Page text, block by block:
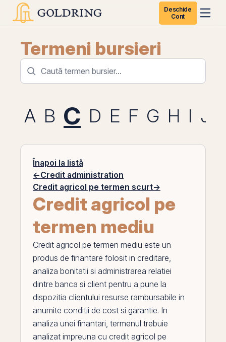
Deschide
Cont
Termeni bursieri
A B C D E F G H I J
Înapoi la listă
←Credit administration
Credit agricol pe termen scurt→
Credit agricol pe
termen mediu
Credit agricol pe termen mediu este un
produs de finantare folosit in creditare,
analiza bonitatii si administrarea relatiei
dintre banca si client pentru a pune la
dispozitia clientului resurse rambursabile in
anumite conditii de cost si garantie. In
analiza unei finantari, termenul trebuie
analizat impreuna cu credit agricol pe